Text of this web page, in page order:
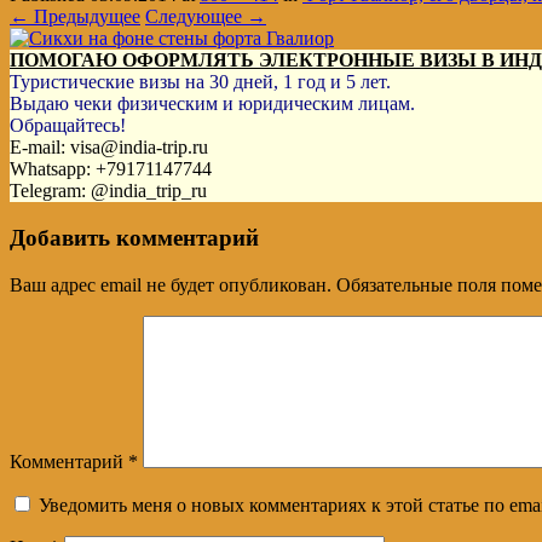
← Предыдущее Следующее →
ПОМОГАЮ ОФОРМЛЯТЬ ЭЛЕКТРОННЫЕ ВИЗЫ В
Туристические визы на 30 дней, 1 год и 5 лет.
Выдаю чеки физическим и юридическим лицам.
Обращайтесь!
E-mail: visa@india-trip.ru
Whatsapp: +79171147744
Telegram: @india_trip_ru
Добавить комментарий
Ваш адрес email не будет опубликован. Обязательные поля
Комментарий *
Уведомить меня о новых комментариях к этой статье по